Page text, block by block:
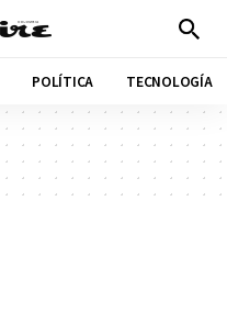
POLÍTICA TECNOLOGÍA